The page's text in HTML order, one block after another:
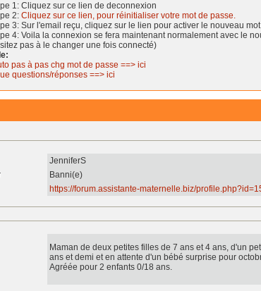
1: Cliquez sur ce lien de deconnexion
2: Cliquez sur ce lien, pour réinitialiser votre mot de passe.
3: Sur l'email reçu, cliquez sur le lien pour activer le nouveau
4: Voila la connexion se fera maintenant normalement avec le
pas à le changer une fois connecté)
pas à pas chg mot de passe ==> ici
questions/réponses ==> ici
JenniferS
Banni(e)
https://forum.assistante-maternelle.biz/
Maman de deux petites filles de 7 ans et 4 ans, d'un
ans et demi et en attente d'un bébé surprise pour
Agréée pour 2 enfants 0/18 ans.